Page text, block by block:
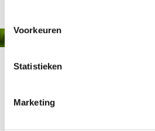
Voorkeuren
Statistieken
Marketing